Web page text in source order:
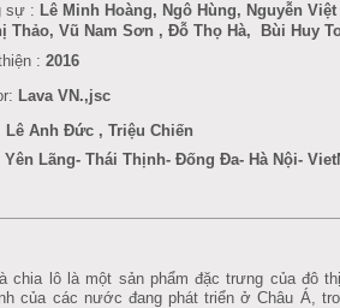
sự : Lê Minh Hoàng, Ngô Hùng, Nguyễn
Thảo, Vũ Nam Sơn , Đỗ Thọ Hà,
Bùi Huy
: 2016
: Lava VN.,jsc
Lê Anh Đức , Triệu Chiến
Yên Lãng- Thái Thịnh- Đống Đa- Hà Nội-
chia lô là một sản phẩm đặc trưng của đô
của các nước đang phát triển ở Châu Á,